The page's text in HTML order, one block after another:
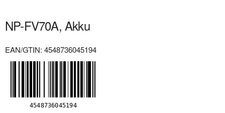
NP-FV70A, Akku
EAN/GTIN: 4548736045194